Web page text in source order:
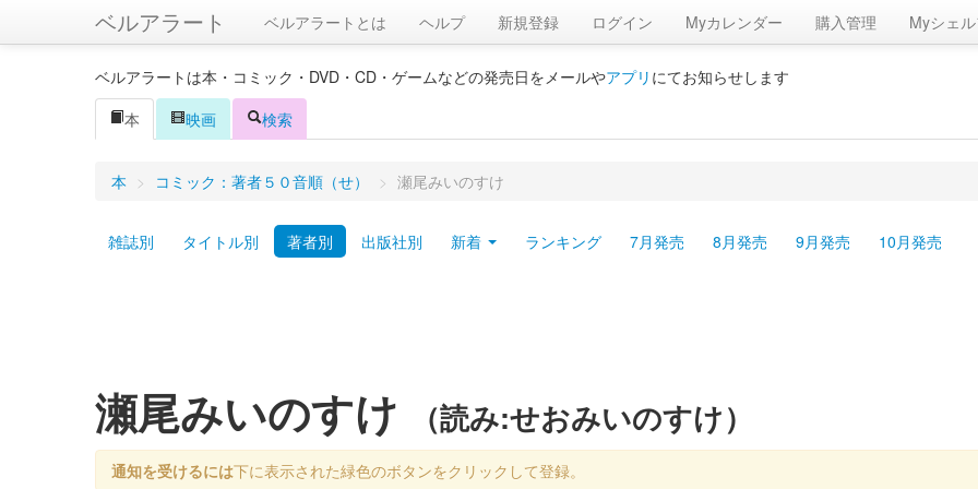
ベルアラート ベルアラートとは ヘルプ 新規登録 ログイン Myカレンダー 購入管理 Myシェル
ベルアラートは本・コミック・DVD・CD・ゲームなどの発売日をメールやアプリ にてお知らせします
本
映画 検索
本 > コミック：著者５０音順（せ） > 瀬尾みいのすけ
雑誌別 タイトル別 著者別 出版社別 新着 ランキング 7月発売 8月発売 9月発売 10月発売
瀬尾みいのすけ （読み:せおみいのすけ）
通知を受けるには下に表示された緑色のボタンをクリックして登録。